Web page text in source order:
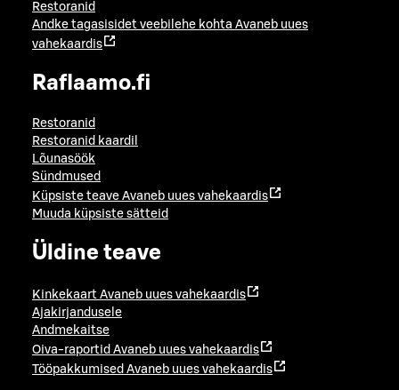
Restoranid
Andke tagasisidet veebilehe kohta Avaneb uues
vahekaardis
Raflaamo.fi
Restoranid
Restoranid kaardil
Lõunasöök
Sündmused
Küpsiste teave Avaneb uues vahekaardis
Muuda küpsiste sätteid
Üldine teave
Kinkekaart Avaneb uues vahekaardis
Ajakirjandusele
Andmekaitse
Oiva-raportid Avaneb uues vahekaardis
Tööpakkumised Avaneb uues vahekaardis